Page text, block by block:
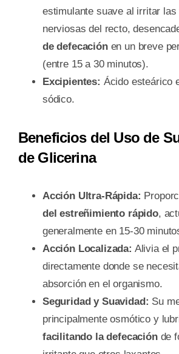
estimulante suave al irritar las
nerviosas del recto,
de defecaciónen un breve
(entre 15 a 30 minutos).
Excipientes: Ácido esteárico
sódico.
Beneficios del Uso de
de Glicerina
Acción Ultra-Rápida:
del estreñimiento rápido,
generalmente en 15-30
Acción Localizada: Alivia el
directamente donde se
absorción en el organismo.
Seguridad y Suavidad: Su
principalmente osmótico y
facilitando la defecaciónde